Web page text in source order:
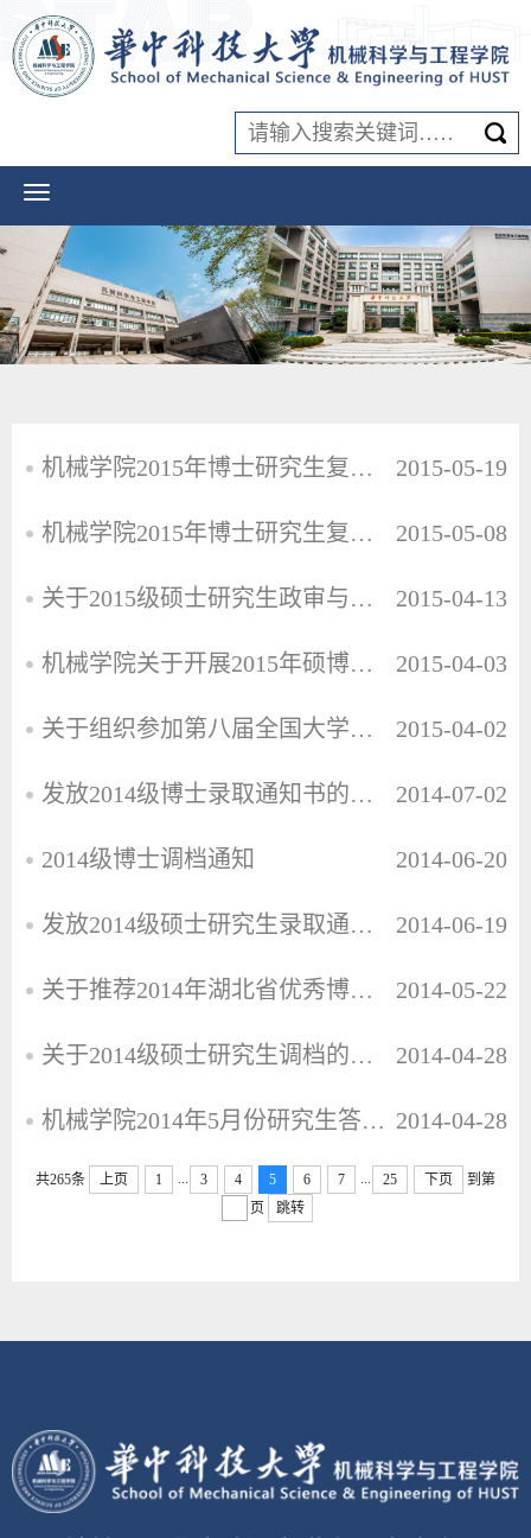
机械学院2015年博士研究生复试信息及拟录名单公示 2015-05-19
机械学院2015年博士研究生复试细则 2015-05-08
关于2015级硕士研究生政审与调档的通知 2015-04-13
机械学院关于开展2015年硕博连读工作的通知 2015-04-03
关于组织参加第八届全国大学生节能减排社会实践与科技竞赛的通知 2015-04-02
发放2014级博士录取通知书的通知 2014-07-02
2014级博士调档通知 2014-06-20
发放2014级硕士研究生录取通知书的通知 2014-06-19
关于推荐2014年湖北省优秀博士 硕士学位论文的通知 2014-05-22
关于2014级硕士研究生调档的通知 2014-04-28
机械学院2014年5月份研究生答辩日程安排及注意事项 2014-04-28
共265条 上页 1 3 4 5 6 7 25 下页
到第
页
跳转